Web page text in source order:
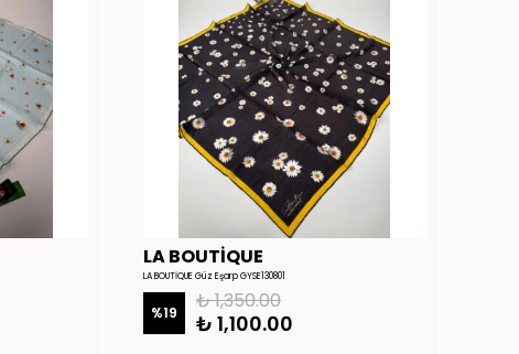
LA BOUTİQUE
LA BOUTİQUE Güz Eşarp GYSE130801
%19 ₺ 1,350.00
₺ 1,100.00